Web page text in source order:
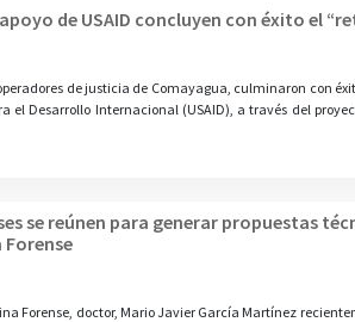
de USAID concluyen con éxito el
de justicia de Comayagua, culminaron con
el Desarrollo Internacional (USAID), a través del
se reúnen para generar propuestas
Forense, doctor, Mario Javier García Martínez